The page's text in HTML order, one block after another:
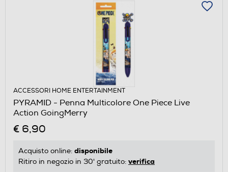
ACCESSORI HOME ENTERTAINMENT
PYRAMID - Penna Multicolore One Piece Live
Action GoingMerry
€ 6,90
Acquisto online: disponibile
Ritiro in negozio in 30' gratuito: verifica